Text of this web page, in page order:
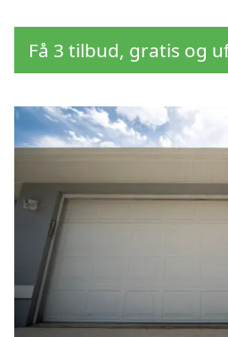
Få 3 tilbud, gratis og